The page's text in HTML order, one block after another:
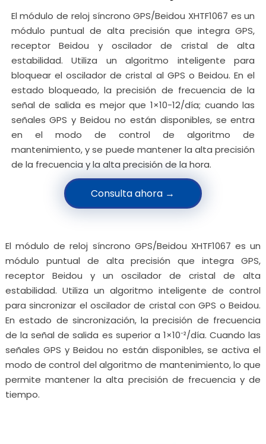
El módulo de reloj síncrono GPS/Beidou XHTF1067 es un
módulo puntual de alta precisión que integra GPS,
receptor Beidou y oscilador de cristal de alta
estabilidad. Utiliza un algoritmo inteligente para
bloquear el oscilador de cristal al GPS o Beidou. En el
estado bloqueado, la precisión de frecuencia de la
señal de salida es mejor que 1×10-12/día; cuando las
señales GPS y Beidou no están disponibles, se entra
en el modo de control de algoritmo de
mantenimiento, y se puede mantener la alta precisión
de la frecuencia y la alta precisión de la hora.
Consulta ahora →
El módulo de reloj síncrono GPS/Beidou XHTF1067 es un
módulo puntual de alta precisión que integra GPS,
receptor Beidou y un oscilador de cristal de alta
estabilidad. Utiliza un algoritmo inteligente de control
para sincronizar el oscilador de cristal con GPS o Beidou.
En estado de sincronización, la precisión de frecuencia
de la señal de salida es superior a 1×10⁻²/día. Cuando las
señales GPS y Beidou no están disponibles, se activa el
modo de control del algoritmo de mantenimiento, lo que
permite mantener la alta precisión de frecuencia y de
tiempo.